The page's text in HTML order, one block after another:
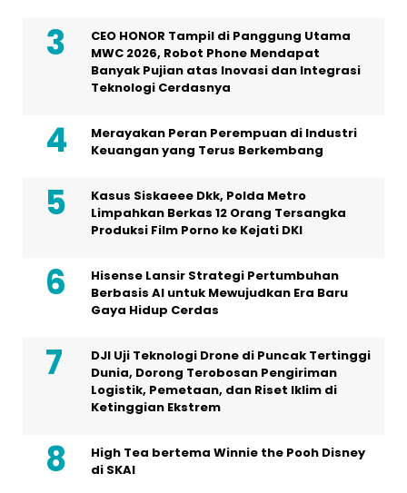
CEO HONOR Tampil di Panggung Utama
MWC 2026, Robot Phone Mendapat
Banyak Pujian atas Inovasi dan Integrasi
Teknologi Cerdasnya
Merayakan Peran Perempuan di Industri
Keuangan yang Terus Berkembang
Kasus Siskaeee Dkk, Polda Metro
Limpahkan Berkas 12 Orang Tersangka
Produksi Film Porno ke Kejati DKI
Hisense Lansir Strategi Pertumbuhan
Berbasis AI untuk Mewujudkan Era Baru
Gaya Hidup Cerdas
DJI Uji Teknologi Drone di Puncak Tertinggi
Dunia, Dorong Terobosan Pengiriman
Logistik, Pemetaan, dan Riset Iklim di
Ketinggian Ekstrem
High Tea bertema Winnie the Pooh Disney
di SKAI